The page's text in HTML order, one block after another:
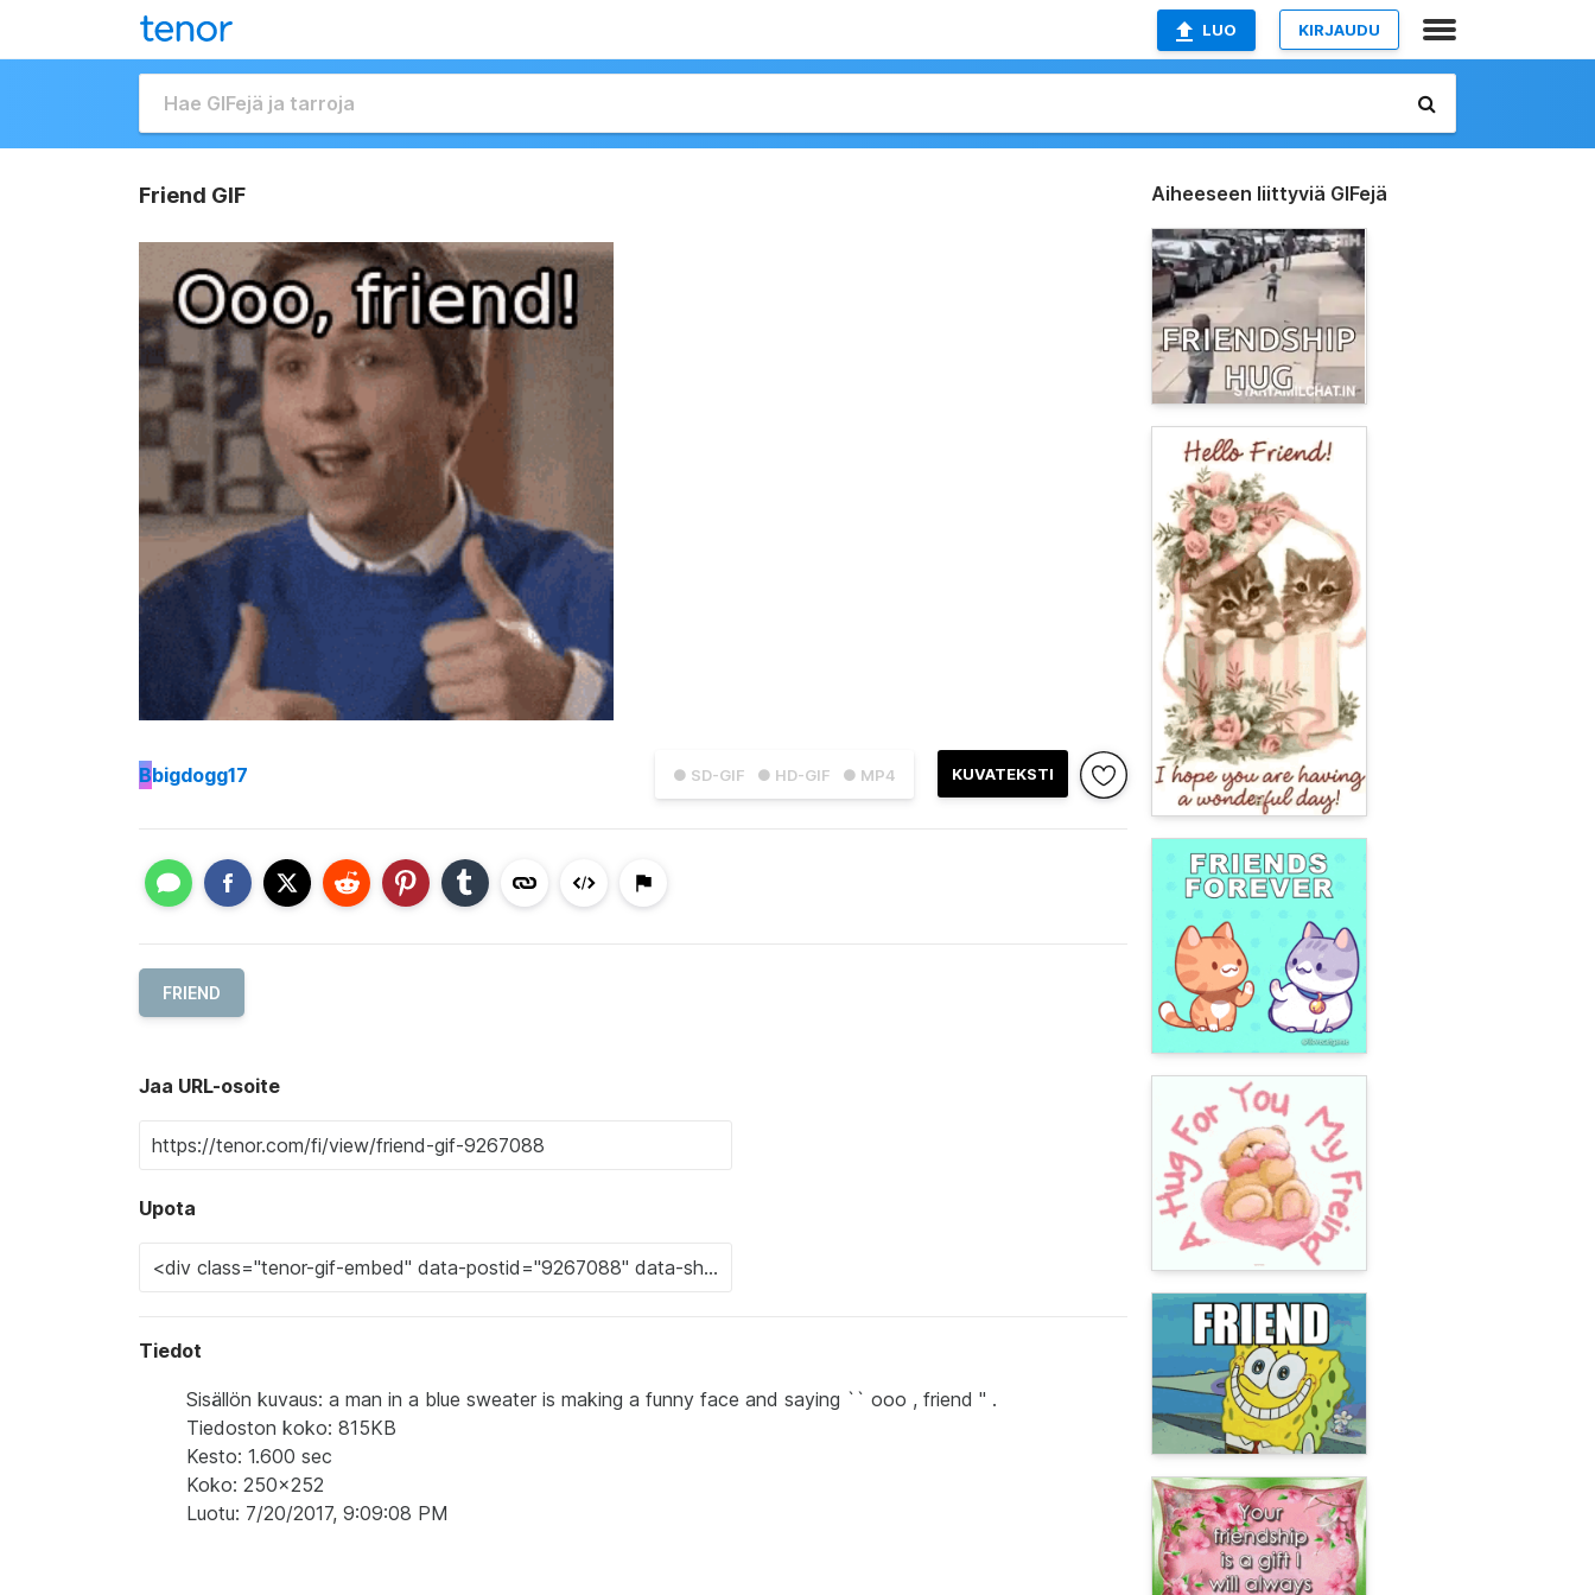
LUO KIRJAUDU
Friend GIF
● SD-GIF ● HD-GIF ● MP4 KUVATEKSTI
Bbigdogg17
FRIEND
Jaa URL-osoite
Upota
Tiedot
Sisällön kuvaus: a man in a blue sweater is making a funny face and saying `` ooo , friend '' .
Tiedoston koko: 815KB
Kesto: 1.600 sec
Koko: 250x252
Luotu: 7/20/2017, 9:09:08 PM
Aiheeseen liittyviä GIFejä